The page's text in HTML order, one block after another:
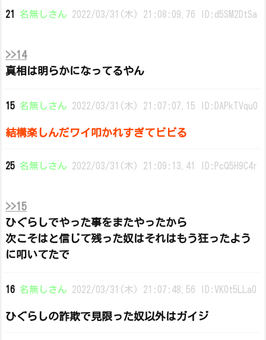
21 名無しさん 2022/03/31(木) 21:08:09.76 ID:d5SM2DtSa
>>14
真相は明らかになってるやん
15 名無しさん 2022/03/31(木) 21:07:07.15 ID:DAPkTVqu0
結構楽しんだワイ叩かれすぎてビビる
25 名無しさん 2022/03/31(木) 21:09:13.41 ID:PcQ5H9C4r
>>15
ひぐらしでやった事をまたやったから
次こそはと信じて残った奴はそれはもう狂ったよう
に叩いてたで
16 名無しさん 2022/03/31(木) 21:07:48.56 ID:VK0t5LLa0
ひぐらしの詐欺で見限った奴以外はガイジ